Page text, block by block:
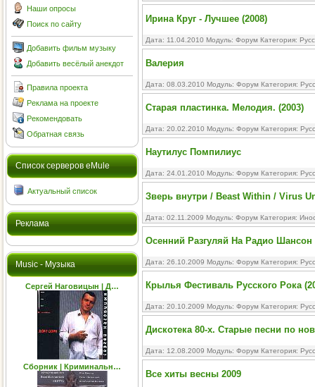
Наши опросы
Поиск по сайту
Добавить фильм музыку
Добавить весёлый анекдот
Правила проекта
Реклама на проекте
Рекомендовать
Обратная связь
Cписок серверов eMule
Актуальный список
Реклама
Music - Музыка
Сергей Наговицын | Д…
Сборник | Криминальн…
Ирина Круг - Лучшее (2008)
Дата: 11.04.2010 Модуль: Форум Категория:
Валерия
Дата: 08.03.2010 Модуль: Форум Категория:
Старая пластинка. Мелодия. (2003)
Дата: 20.02.2010 Модуль: Форум Категория:
Наутилус Помпилиус
Дата: 24.01.2010 Модуль: Форум Категория:
Зверь внутри / Beast Within / Virus
Дата: 02.11.2009 Модуль: Форум Категория:
Осенний Разгуляй На Радио Шансон
Дата: 26.10.2009 Модуль: Форум Категория:
Крылья Фестиваль Русского Рока
Дата: 20.10.2009 Модуль: Форум Категория:
Дискотека 80-х. Старые песни по
Дата: 12.08.2009 Модуль: Форум Категория:
Все хиты весны 2009